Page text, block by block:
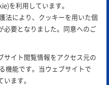
を利用しています。
法により、クッキーを用いた個
必要となりました。同意へのご
イト閲覧情報をアクセス元の
機能です。当ウェブサイトで
ます。